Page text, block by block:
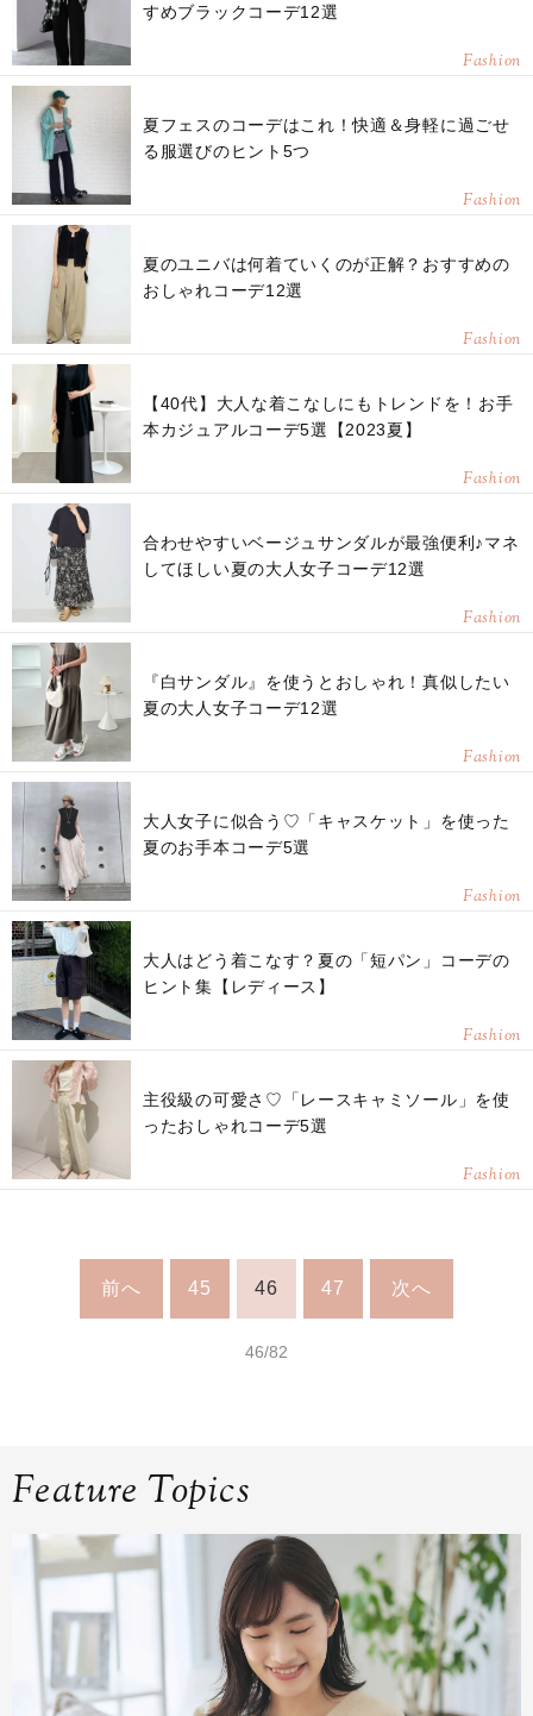
すめブラックコーデ12選
Fashion
夏フェスのコーデはこれ！快適＆身軽に過ごせ
る服選びのヒント5つ
Fashion
夏のユニバは何着ていくのが正解？おすすめの
おしゃれコーデ12選
Fashion
【40代】大人な着こなしにもトレンドを！お手
本カジュアルコーデ5選【2023夏】
Fashion
合わせやすいベージュサンダルが最強便利♪マネ
してほしい夏の大人女子コーデ12選
Fashion
『白サンダル』を使うとおしゃれ！真似したい
夏の大人女子コーデ12選
Fashion
大人女子に似合う♡「キャスケット」を使った
夏のお手本コーデ5選
Fashion
大人はどう着こなす？夏の「短パン」コーデの
ヒント集【レディース】
Fashion
主役級の可愛さ♡「レースキャミソール」を使
ったおしゃれコーデ5選
Fashion
前へ 45 46 47 次へ
46/82
Feature Topics